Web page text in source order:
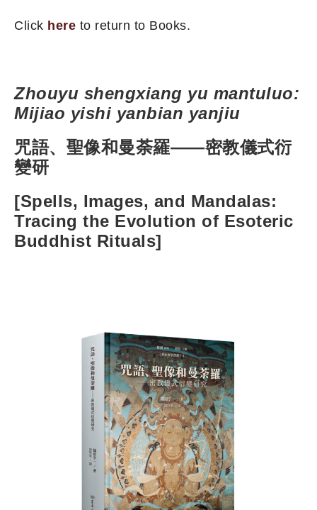
Click here to return to Books.
Zhouyu shengxiang yu mantuluo:
Mijiao yishi yanbian yanjiu
咒語、聖像和曼荼羅——密教儀式衍
變研
[Spells, Images, and Mandalas:
Tracing the Evolution of Esoteric
Buddhist Rituals]